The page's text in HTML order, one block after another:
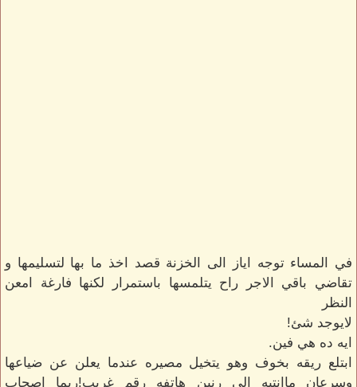
في المساء توجه اياز الى الخزنة قصد اخذ ما بها لتسليمها و
تقاضي باقي الاجر راح يتلمسها باستمرار لكنها فارغة امعن
النظر
لايوجد شئ!
ايه ده هي فين.
ابتلع ريقه بخوف وهو يتخيل مصيره عندما يعلن عن ضياعها
وسرعان ماانتبه الى رنين هاتفه رقم غريب!ربما اصحاب